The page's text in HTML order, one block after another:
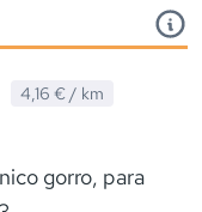
4,16 € / km
gorro, para